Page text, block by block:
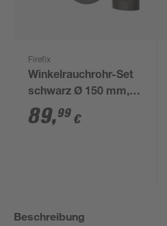
Firefix
Winkelrauchrohr-Set
schwarz Ø 150 mm,
3-teilig
89,99 €
Beschreibung